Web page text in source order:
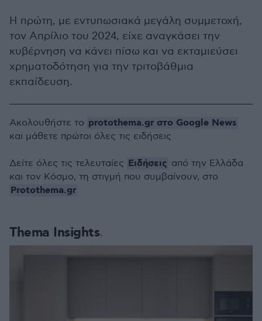
Η πρώτη, με εντυπωσιακά μεγάλη συμμετοχή,
τον Απρίλιο του 2024, είχε αναγκάσει την
κυβέρνηση να κάνει πίσω και να εκταμιεύσει
χρηματοδότηση για την τριτοβάθμια
εκπαίδευση.
Thema Insights
Ακολουθήστε το protothema.gr στο Google News
και μάθετε πρώτοι όλες τις ειδήσεις
Δείτε όλες τις τελευταίες Ειδήσεις από την Ελλάδα
και τον Κόσμο, τη στιγμή που συμβαίνουν, στο
Protothema.gr